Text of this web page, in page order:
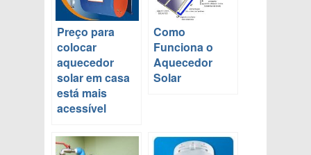
Preço para
colocar
aquecedor
solar em casa
está mais
acessível
Como
Funciona o
Aquecedor
Solar